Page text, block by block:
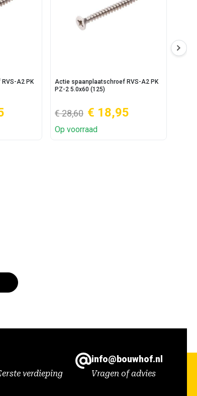
A2 PK
Actie spaanplaatschroef RVS-A2 PK
PZ-2 5.0x60 (125)
€ 28,60 € 18,95
Op voorraad
verdieping
info@bouwhof.nl
Vragen of advies